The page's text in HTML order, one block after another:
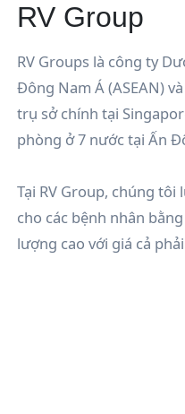
RV Group
RV Groups là công ty
Đông Nam Á (ASEAN)
trụ sở chính tại
phòng ở 7 nước tại Ấn
Tại RV Group, chúng
cho các bệnh nhân
lượng cao với giá cả